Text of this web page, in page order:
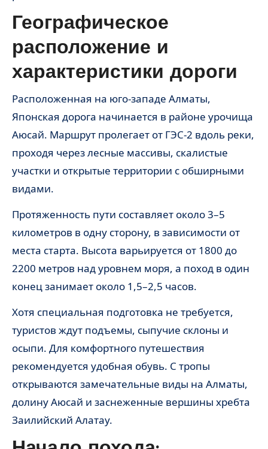
Географическое
расположение и
характеристики дороги
Расположенная на юго-западе Алматы,
Японская дорога начинается в районе урочища
Аюсай. Маршрут пролегает от ГЭС-2 вдоль реки,
проходя через лесные массивы, скалистые
участки и открытые территории с обширными
видами.
Протяженность пути составляет около 3–5
километров в одну сторону, в зависимости от
места старта. Высота варьируется от 1800 до
2200 метров над уровнем моря, а поход в один
конец занимает около 1,5–2,5 часов.
Хотя специальная подготовка не требуется,
туристов ждут подъемы, сыпучие склоны и
осыпи. Для комфортного путешествия
рекомендуется удобная обувь. С тропы
открываются замечательные виды на Алматы,
долину Аюсай и заснеженные вершины хребта
Заилийский Алатау.